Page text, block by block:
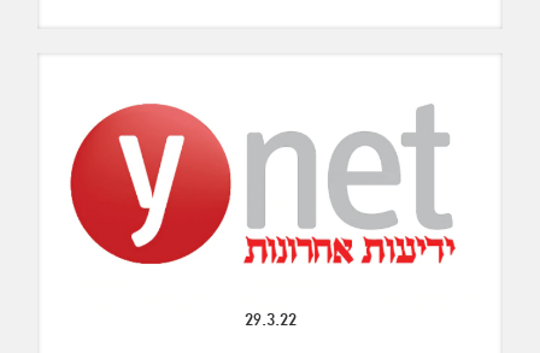
29.3.22